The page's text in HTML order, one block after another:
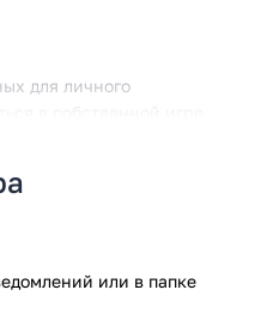
для личного
настоящих лидеров.
в том числе доступный
в онлайн режиме.
клика
за
или в папке